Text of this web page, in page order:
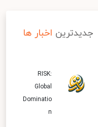
جدیدترین اخبار ها
RISK:
Global
Dominatio